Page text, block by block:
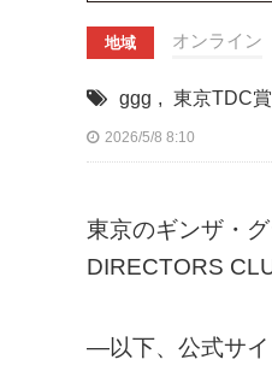
地域 オンライン
ggg , 東京TDC賞
2026/5/8 8:10
東京のギンザ・
DIRECTORS
—以下、公式サ